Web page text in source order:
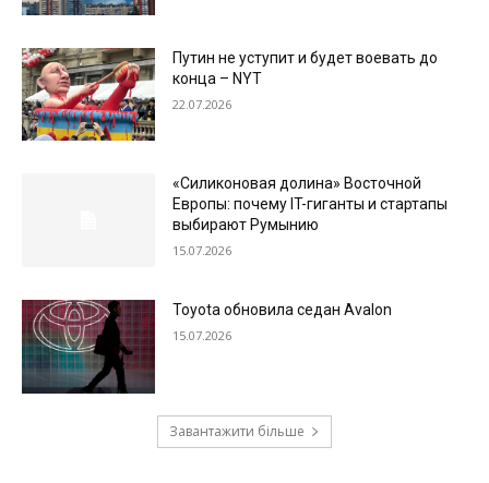
Путин не уступит и будет воевать до
конца – NYT
22.07.2026
«Силиконовая долина» Восточной
Европы: почему IT-гиганты и стартапы
выбирают Румынию
15.07.2026
Toyota обновила седан Avalon
15.07.2026
Завантажити більше